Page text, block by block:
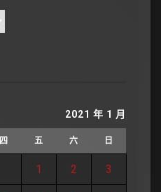
2021 年 1 月
四 五 六 日
1 2 3